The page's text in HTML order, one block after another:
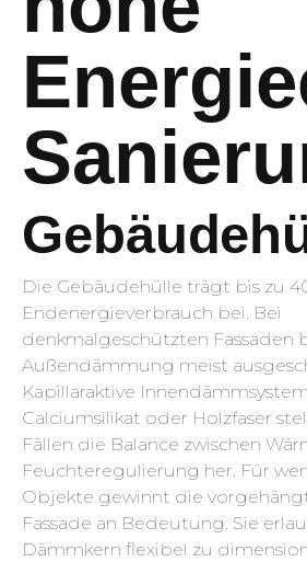
Die Gebäudehülle trägt bis zu
Endenergieverbrauch bei. Bei
denkmalgeschützten Fassaden
Außendämmung meist
Kapillaraktive
Calciumsilikat oder Holzfaser
Fällen die Balance zwischen
Feuchteregulierung her. Für
Objekte gewinnt die
Fassade an Bedeutung. Sie
Dämmkern flexibel zu